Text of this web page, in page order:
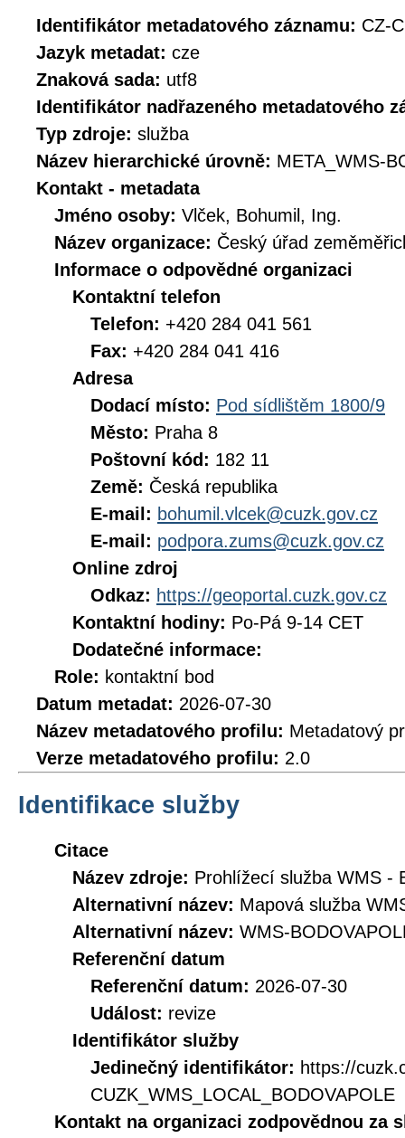
Identifikátor metadatového záznamu: CZ-
Jazyk metadat: cze
Znaková sada: utf8
Identifikátor nadřazeného metadatového
Typ zdroje: služba
Název hierarchické úrovně: META_WMS-
Kontakt - metadata
Jméno osoby: Vlček, Bohumil, Ing.
Název organizace: Český úřad
Informace o odpovědné organizaci
Kontaktní telefon
Telefon: +420 284 041 561
Fax: +420 284 041 416
Adresa
Dodací místo: Pod sídlištěm 1800/9
Město: Praha 8
Poštovní kód: 182 11
Země: Česká republika
E-mail: bohumil.vlcek@cuzk.gov.cz
E-mail: podpora.zums@cuzk.gov.cz
Online zdroj
Odkaz: https://geoportal.cuzk.gov.cz
Kontaktní hodiny: Po-Pá 9-14 CET
Dodatečné informace:
Role: kontaktní bod
Datum metadat: 2026-07-30
Název metadatového profilu: Metadatový
Verze metadatového profilu: 2.0
Identifikace služby
Citace
Název zdroje: Prohlížecí služba WMS -
Alternativní název: Mapová služba
Alternativní název: WMS-
Referenční datum
Referenční datum: 2026-07-30
Událost: revize
Identifikátor služby
Jedinečný identifikátor: https://
CUZK_WMS_LOCAL_BODOVAPOLE
Kontakt na organizaci zodpovědnou za